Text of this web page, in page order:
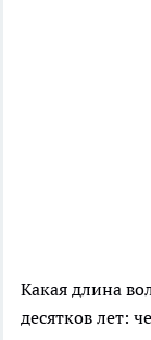
Какая длина
десятков лет: